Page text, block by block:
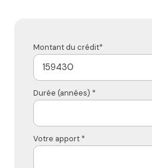
Montant du crédit*
Durée (années) *
Votre apport *